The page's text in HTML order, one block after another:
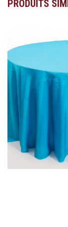
PRODUITS